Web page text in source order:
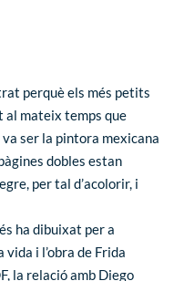
perquè els més petits
al mateix temps que
ser la pintora mexicana
dobles estan
per tal d’acolorir, i
ha dibuixat per a
i l’obra de Frida
la relació amb Diego